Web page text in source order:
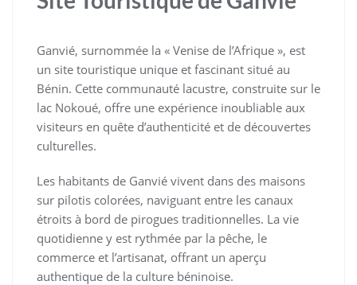
Ganvié, surnommée la « Venise de l’Afrique », est
un site touristique unique et fascinant situé au
Bénin. Cette communauté lacustre, construite sur le
lac Nokoué, offre une expérience inoubliable aux
visiteurs en quête d’authenticité et de découvertes
culturelles.
Les habitants de Ganvié vivent dans des maisons
sur pilotis colorées, naviguant entre les canaux
étroits à bord de pirogues traditionnelles. La vie
quotidienne y est rythmée par la pêche, le
commerce et l’artisanat, offrant un aperçu
authentique de la culture béninoise.